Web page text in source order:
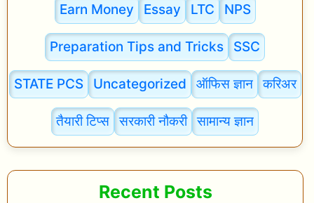
Earn Money Essay LTC NPS
Preparation Tips and Tricks SSC
STATE PCS Uncategorized ऑफिस ज्ञान करिअर
तैयारी टिप्स सरकारी नौकरी सामान्य ज्ञान
Recent Posts